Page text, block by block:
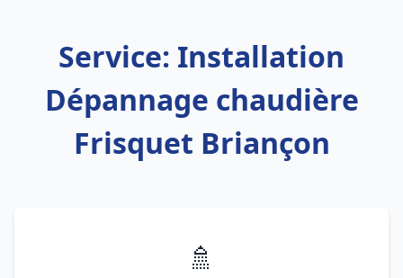
Service: Installation
Dépannage chaudière
Frisquet Briançon
🚿